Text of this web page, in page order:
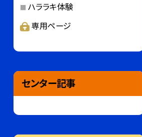
ハララキ体験
専用ページ
センター記事